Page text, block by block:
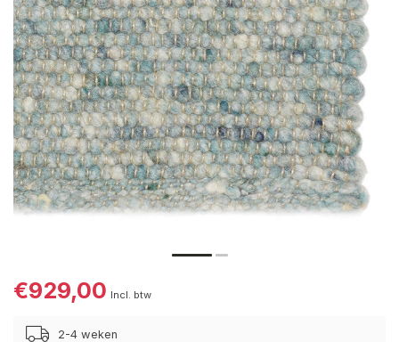
€929,00 Incl. btw
2-4 weken